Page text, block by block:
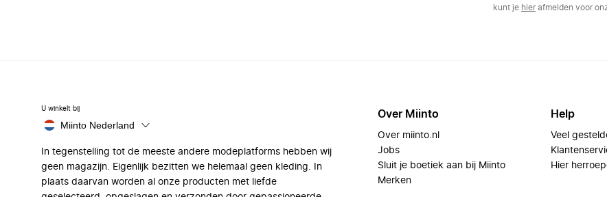
kunt je hierafmelden voor
U winkelt bij
Miinto Nederland
In tegenstelling tot de meeste andere modeplatforms hebben wij
geen magazijn. Eigenlijk bezitten we helemaal geen kleding. In
plaats daarvan worden al onze producten met liefde
Over Miinto
Over miinto.nl
Jobs
Sluit je boetiek aan bij Miinto
Merken
Help
Veel
Hier